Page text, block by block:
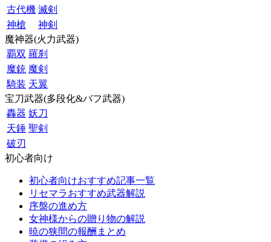
古代機 滅剣
神槍
神剣
魔神器(火力武器)
覇双 羅刹
魔銃 魔剣
騎装 天翼
宝刀武器(多段化&バフ武器)
轟器 妖刀
天錘 聖剣
破刃
初心者向け
初心者向けおすすめ記事一覧
リセマラおすすめ武器解説
序盤の進め方
女神様からの贈り物の解説
暁の狭間の報酬まとめ